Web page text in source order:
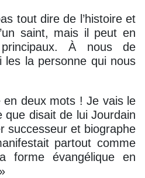
tout dire de l’histoire et
saint, mais il peut en
À nous de
les la personne qui nous
en deux mots ! Je vais le
disait de lui Jourdain
successeur et biographe
partout comme
forme évangélique en